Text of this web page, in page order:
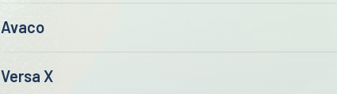
Avaco
Versa X